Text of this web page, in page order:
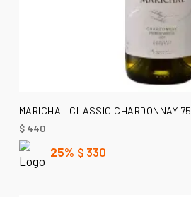
AÑADIR AL
MARICHAL CLASSIC CHARDONNAY
$440
25% $ 330